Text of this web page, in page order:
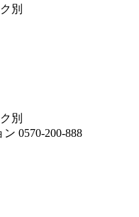
別
別
0570-200-888